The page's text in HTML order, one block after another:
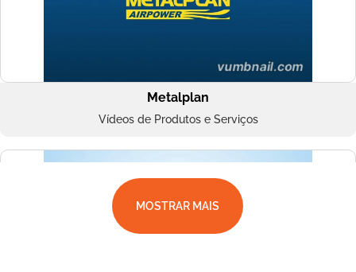
Metalplan
Vídeos de Produtos e Serviços
MOSTRAR MAIS